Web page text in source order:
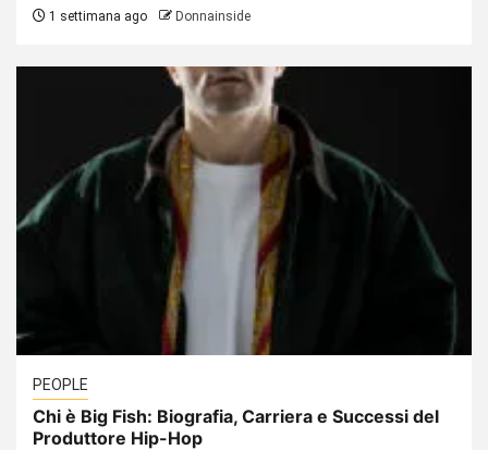
1 settimana ago Donnainside
PEOPLE
Chi è Big Fish: Biografia, Carriera e Successi del
Produttore Hip-Hop